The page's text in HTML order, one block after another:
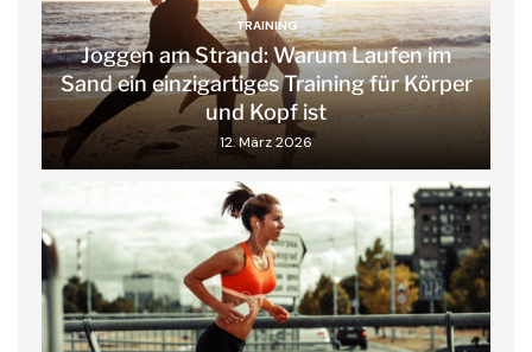
TRAINING
Joggen am Strand: Warum Laufen im
Sand ein einzigartiges Training für Körper
und Kopf ist
12. März 2026